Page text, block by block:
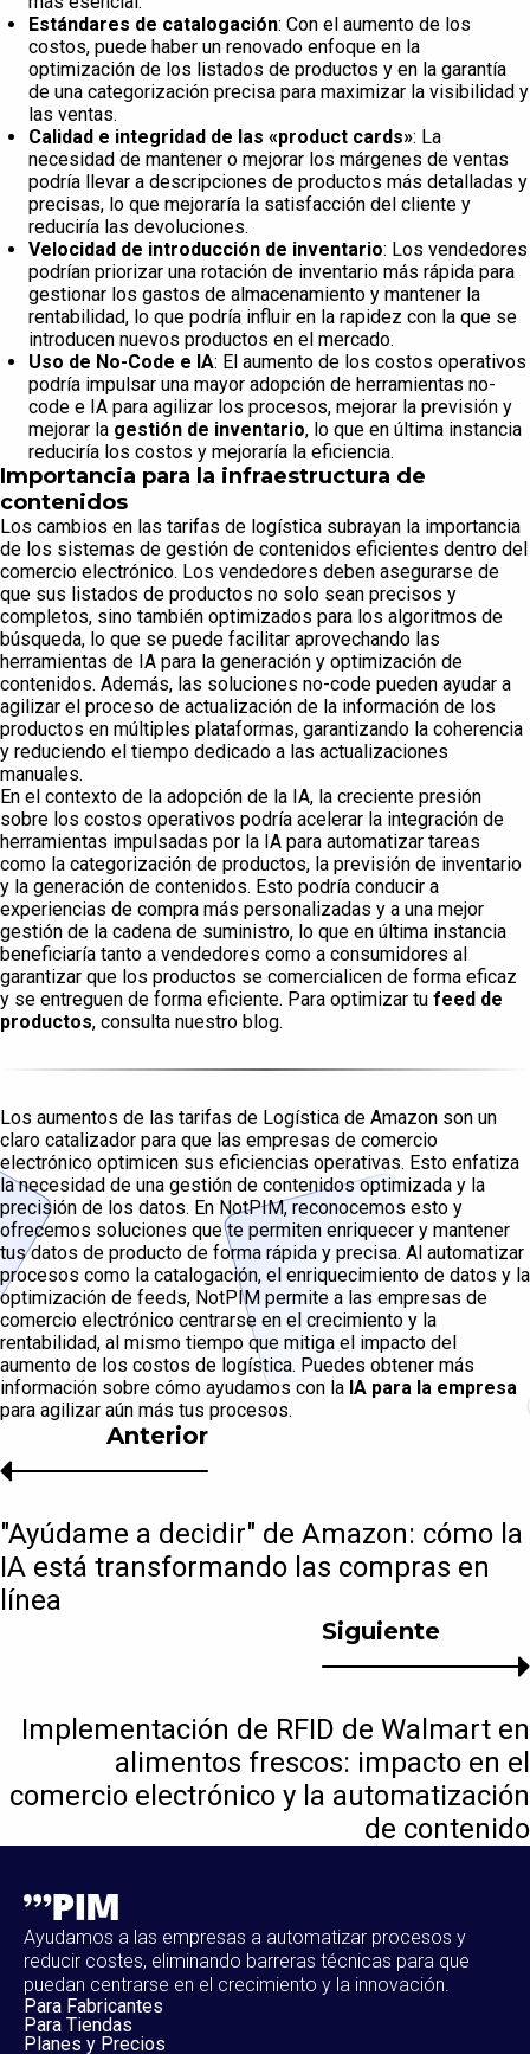
Estándares de catalogación: Con el aumento de los
costos, puede haber un renovado enfoque en la
optimización de los listados de productos y en la garantía
de una categorización precisa para maximizar la visibilidad y
las ventas.
Calidad e integridad de las «product cards»: La
necesidad de mantener o mejorar los márgenes de ventas
podría llevar a descripciones de productos más detalladas y
precisas, lo que mejoraría la satisfacción del cliente y
reduciría las devoluciones.
Velocidad de introducción de inventario: Los vendedores
podrían priorizar una rotación de inventario más rápida para
gestionar los gastos de almacenamiento y mantener la
rentabilidad, lo que podría influir en la rapidez con la que se
introducen nuevos productos en el mercado.
Uso de No-Code e IA: El aumento de los costos operativos
podría impulsar una mayor adopción de herramientas no-
code e IA para agilizar los procesos, mejorar la previsión y
mejorar la gestión de inventario, lo que en última instancia
reduciría los costos y mejoraría la eficiencia.
Importancia para la infraestructura de
contenidos
Los cambios en las tarifas de logística subrayan la importancia
de los sistemas de gestión de contenidos eficientes dentro del
comercio electrónico. Los vendedores deben asegurarse de
que sus listados de productos no solo sean precisos y
completos, sino también optimizados para los algoritmos de
búsqueda, lo que se puede facilitar aprovechando las
herramientas de IA para la generación y optimización de
contenidos. Además, las soluciones no-code pueden ayudar a
agilizar el proceso de actualización de la información de los
productos en múltiples plataformas, garantizando la coherencia
y reduciendo el tiempo dedicado a las actualizaciones
manuales.
En el contexto de la adopción de la IA, la creciente presión
sobre los costos operativos podría acelerar la integración de
herramientas impulsadas por la IA para automatizar tareas
como la categorización de productos, la previsión de inventario
y la generación de contenidos. Esto podría conducir a
experiencias de compra más personalizadas y a una mejor
gestión de la cadena de suministro, lo que en última instancia
beneficiaría tanto a vendedores como a consumidores al
garantizar que los productos se comercialicen de forma eficaz
y se entreguen de forma eficiente. Para optimizar tu feed de
productos, consulta nuestro blog.
Los aumentos de las tarifas de Logística de Amazon son un
claro catalizador para que las empresas de comercio
electrónico optimicen sus eficiencias operativas. Esto enfatiza
la necesidad de una gestión de contenidos optimizada y la
precisión de los datos. En NotPIM, reconocemos esto y
ofrecemos soluciones que te permiten enriquecer y mantener
tus datos de producto de forma rápida y precisa. Al automatizar
procesos como la catalogación, el enriquecimiento de datos y la
optimización de feeds, NotPIM permite a las empresas de
comercio electrónico centrarse en el crecimiento y la
rentabilidad, al mismo tiempo que mitiga el impacto del
aumento de los costos de logística. Puedes obtener más
información sobre cómo ayudamos con la IA para la empresa
para agilizar aún más tus procesos.
Siguiente
Implementación de RFID de Walmart en
alimentos frescos: impacto en el
comercio electrónico y la automatización
de contenido
Anterior
"Ayúdame a decidir" de Amazon: cómo la
IA está transformando las compras en
línea
Ayudamos a las empresas a automatizar procesos y
reducir costes, eliminando barreras técnicas para que
puedan centrarse en el crecimiento y la innovación.
Para Fabricantes
Para Tiendas
Planes y Precios